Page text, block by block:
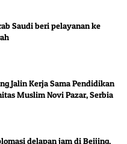
Saudi beri pelayanan ke
Jalin Kerja Sama Pendidikan
Muslim Novi Pazar, Serbia
delapan jam di Beijing,